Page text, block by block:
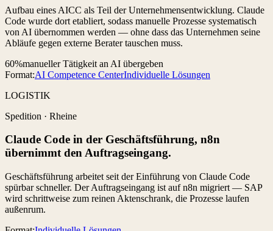
Aufbau eines AICC als Teil der Unternehmensentwicklung. Claude
Code wurde dort etabliert, sodass manuelle Prozesse systematisch
von AI übernommen werden — ohne dass das Unternehmen seine
Abläufe gegen externe Berater tauschen muss.
60%manueller Tätigkeit an AI übergeben
Format:AI Competence CenterIndividuelle Lösungen
LOGISTIK
Spedition · Rheine
Claude Code in der Geschäftsführung, n8n
übernimmt den Auftragseingang.
Geschäftsführung arbeitet seit der Einführung von Claude Code
spürbar schneller. Der Auftragseingang ist auf n8n migriert — SAP
wird schrittweise zum reinen Aktenschrank, die Prozesse laufen
außenrum.